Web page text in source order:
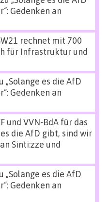
Gedenken an
rechnet mit 700
für Infrastruktur und
„Solange es die AfD
Gedenken an
und VVN-BdA für das
es die AfD gibt, sind wir
Sinti:zze und
„Solange es die AfD
Gedenken an